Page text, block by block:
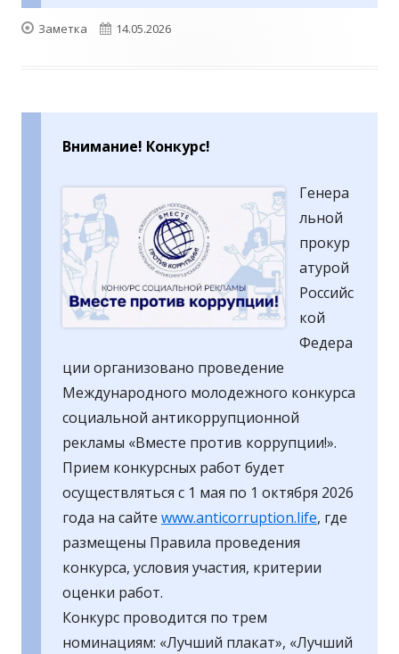
Формат
Заметка Опубликовано
14.05.2026
Внимание! Конкурс!
Генера
льной
прокур
атурой
Российс
кой
Федера
ции организовано проведение
Международного молодежного конкурса
социальной антикоррупционной
рекламы «Вместе против коррупции!».
Прием конкурсных работ будет
осуществляться с 1 мая по 1 октября 2026
года на сайте www.anticorruption.life, где
размещены Правила проведения
конкурса, условия участия, критерии
оценки работ.
Конкурс проводится по трем
номинациям: «Лучший плакат», «Лучший